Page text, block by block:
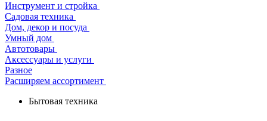
Инструмент и стройка
Садовая техника
Дом, декор и посуда
Умный дом
Автотовары
Аксессуары и услуги
Разное
Расширяем ассортимент
Бытовая техника